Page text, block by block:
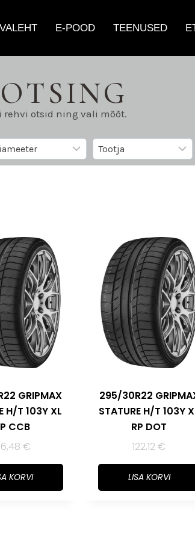
E-POOD TEENUSED
otsid ning vali mõõt.
GRIPMAX
H/T 103Y XL
CCB
€
KORVI
295/30R22
STATURE H/T 103Y
RP DOT
122,12€
LISA KORVI